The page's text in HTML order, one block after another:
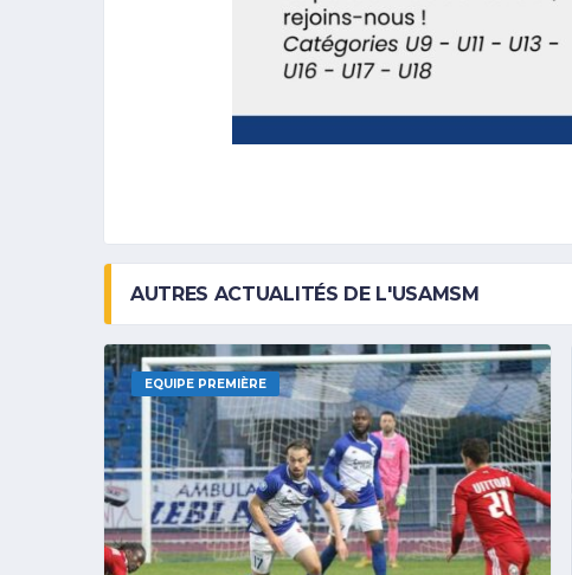
AUTRES ACTUALITÉS DE L'USAMSM
EQUIPE PREMIÈRE